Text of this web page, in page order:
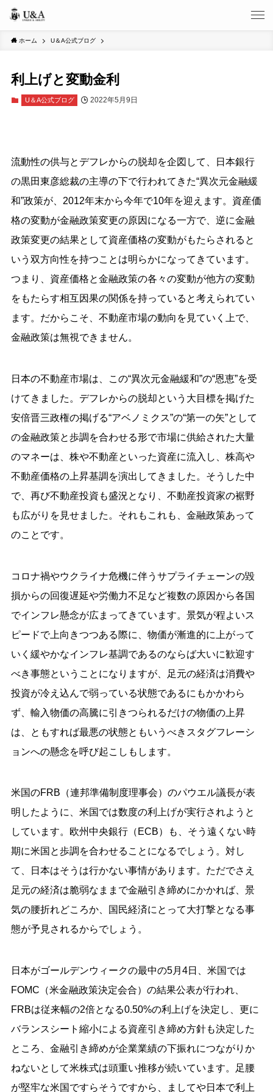
ホーム U＆A公式ブログ
利上げと変動金利
U＆A公式ブログ 2022年5月9日
流動性の供与とデフレからの脱却を企図して、日本銀行
の黒田東彦総裁の主導の下で行われてきた“異次元金融緩
和”政策が、2012年末から今年で10年を迎えます。資産価
格の変動が金融政策変更の原因になる一方で、逆に金融
政策変更の結果として資産価格の変動がもたらされると
いう双方向性を持つことは明らかになってきています。
つまり、資産価格と金融政策の各々の変動が他方の変動
をもたらす相互因果の関係を持っていると考えられてい
ます。だからこそ、不動産市場の動向を見ていく上で、
金融政策は無視できません。
日本の不動産市場は、この“異次元金融緩和”の“恩恵”を受
けてきました。デフレからの脱却という大目標を掲げた
安倍晋三政権の掲げる“アベノミクス”の“第一の矢”として
の金融政策と歩調を合わせる形で市場に供給された大量
のマネーは、株や不動産といった資産に流入し、株高や
不動産価格の上昇基調を演出してきました。そうした中
で、再び不動産投資も盛況となり、不動産投資家の裾野
も広がりを見せました。それもこれも、金融政策あって
のことです。
コロナ禍やウクライナ危機に伴うサプライチェーンの毀
損からの回復遅延や労働力不足など複数の原因から各国
でインフレ懸念が広まってきています。景気が程よいス
ピードで上向きつつある際に、物価が漸進的に上がって
いく緩やかなインフレ基調であるのならば大いに歓迎す
べき事態ということになりますが、足元の経済は消費や
投資が冷え込んで弱っている状態であるにもかかわら
ず、輸入物価の高騰に引きつられるだけの物価の上昇
は、ともすれば最悪の状態ともいうべきスタグフレーシ
ョンへの懸念を呼び起こしもします。
米国のFRB（連邦準備制度理事会）のパウエル議長が表
明したように、米国では数度の利上げが実行されようと
しています。欧州中央銀行（ECB）も、そう遠くない時
期に米国と歩調を合わせることになるでしょう。対し
て、日本はそうは行かない事情があります。ただでさえ
足元の経済は脆弱なままで金融引き締めにかかれば、景
気の腰折れどころか、国民経済にとって大打撃となる事
態が予見されるからでしょう。
日本がゴールデンウィークの最中の5月4日、米国では
FOMC（米金融政策決定会合）の結果公表が行われ、
FRBは従来幅の2倍となる0.50%の利上げを決定し、更に
バランスシート縮小による資産引き締め方針も決定した
ところ、金融引き締めが企業業績の下振れにつながりか
ねないとして米株式は頭重い推移が続いています。足腰
が堅牢な米国ですらそうですから、ましてや日本で利上